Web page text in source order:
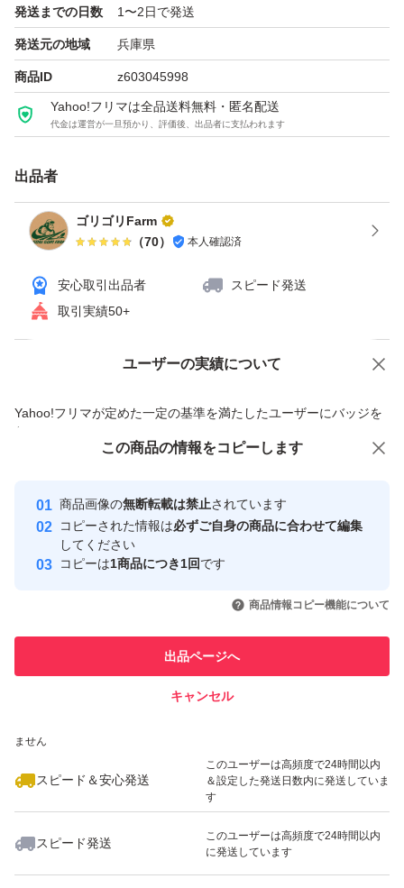
一度騙されたと思ってウチの玉ねぎ買ってみて下さい！
もはや騙されてください！
年間を通じてジャガイモ、オクラ、レタス、白菜、キャベ
ツ、玉ねぎ多種多様な野菜で年間であなたの家庭を！食卓
一度 チャンスをChanceをちゃーーーんすの時間をくださ
いお願いします！
発送までの日数 1〜2日で発送
発送元の地域 兵庫県
商品ID z603045998
Yahoo!フリマは全品送料無料・匿名配送
代金は運営が一旦預かり、評価後、出品者に支払われます
出品者
ゴリゴリFarm
（70） 本人確認済
安心取引出品者
スピード発送
取引実績50+
ユーザーの実績について
Yahoo!フリマが定めた一定の基準を満たしたユーザーにバッジを
付与しています
安心取引出品者
心・安全なユーザーです
取引実績
引を完了させた実績があります
での取引実績があります
ません
スピード＆安心発送
このユーザーは高頻度で24時間以内
＆設定した発送日数内に発送していま
す
スピード発送
このユーザーは高頻度で24時間以内
に発送しています
価格の相談 商品への質問
この商品の情報をコピーします
商品画像の無断転載は禁止されています
コピーされた情報は必ずご自身の商品に合わせて編集
してください
コピーは1商品につき1回です
商品情報コピー機能について
出品ページへ
キャンセル
この商品をみている人にオススメ
いいね！
1,650